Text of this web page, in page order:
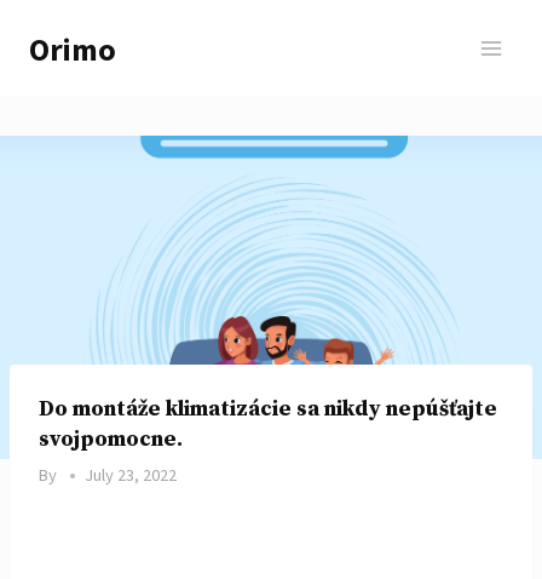
Orimo
Do montáže klimatizácie sa nikdy nepúšťajte
svojpomocne.
By July 23, 2022